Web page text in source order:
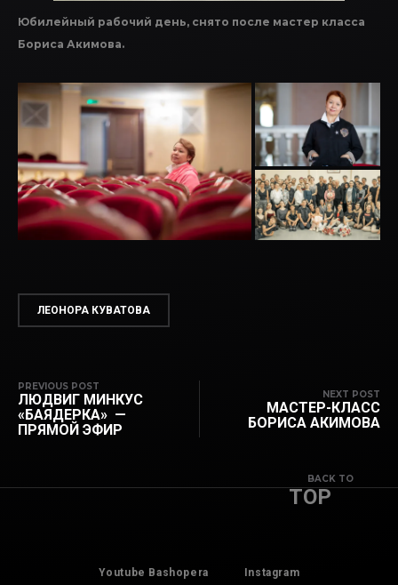
Юбилейный рабочий день, снято после мастер класса
Бориса Акимова.
ЛЕОНОРА КУВАТОВА
PREVIOUS POST
ЛЮДВИГ МИНКУС
«БАЯДЕРКА» —
ПРЯМОЙ ЭФИР
NEXT POST
МАСТЕР-КЛАСС
БОРИСА АКИМОВА
BACK TO
TOP
Youtube Bashopera Instagram